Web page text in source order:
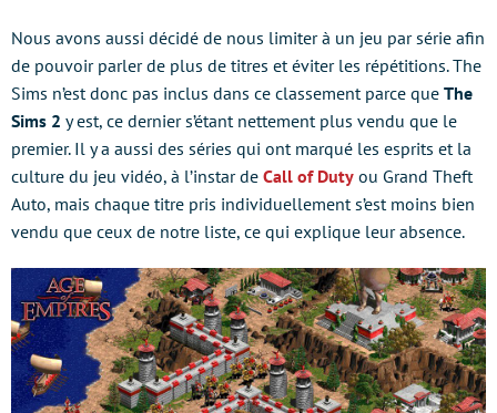
Nous avons aussi décidé de nous limiter à un jeu par série afin
de pouvoir parler de plus de titres et éviter les répétitions. The
Sims n’est donc pas inclus dans ce classement parce que The
Sims 2 y est, ce dernier s’étant nettement plus vendu que le
premier. Il y a aussi des séries qui ont marqué les esprits et la
culture du jeu vidéo, à l’instar de Call of Duty ou Grand Theft
Auto, mais chaque titre pris individuellement s’est moins bien
vendu que ceux de notre liste, ce qui explique leur absence.